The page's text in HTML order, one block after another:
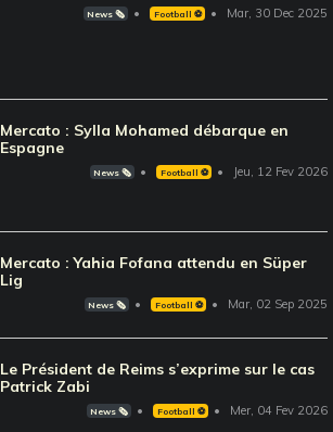
News 🗞️ Football ⚽️ Mar, 30 Dec 2025
Mercato : Sylla Mohamed débarque en
Espagne
News 🗞️ Football ⚽️ Jeu, 12 Fev 2026
Mercato : Yahia Fofana attendu en Süper
Lig
News 🗞️ Football ⚽️ Mar, 02 Sep 2025
Le Président de Reims s’exprime sur le cas
Patrick Zabi
News 🗞️ Football ⚽️ Mer, 04 Fev 2026